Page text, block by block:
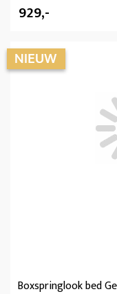
929,-
Boxspringlook bed